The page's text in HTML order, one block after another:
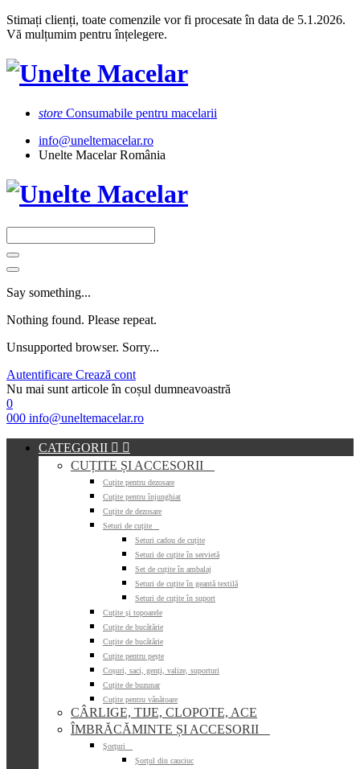
Stimați clienți, toate comenzile vor fi procesate în data de 5.1.2026.
Vă mulțumim pentru înțelegere.
store Consumabile pentru macelarii
info@uneltemacelar.ro
Unelte Macelar România
Say something...
Nothing found. Please repeat.
Unsupported browser. Sorry...
Autentificare Crează cont
Nu mai sunt articole în coșul dumneavoastră
0
000 info@uneltemacelar.ro
CATEGORII  
CUȚITE ȘI ACCESORII
Cuțite pentru dezosare
Cuțite pentru înjunghiat
Cuțite de dezosare
Seturi de cuțite
Seturi cadou de cuțite
Seturi de cuțite în servietă
Set de cuțite în ambalaj
Seturi de cuțite în geantă textilă
Seturi de cuțite în suport
Cuțite și topoarele
Cuțite de bucătărie
Cuțite de bucătărie
Cuțite pentru pește
Coșuri, saci, genți, valize, suporturi
Cuțite de buzunar
Cuțite pentru vânătoare
CÂRLIGE, TIJE, CLOPOTE, ACE
ÎMBRĂCĂMINTE ȘI ACCESORII
Şorţuri
Șorțul din cauciuc